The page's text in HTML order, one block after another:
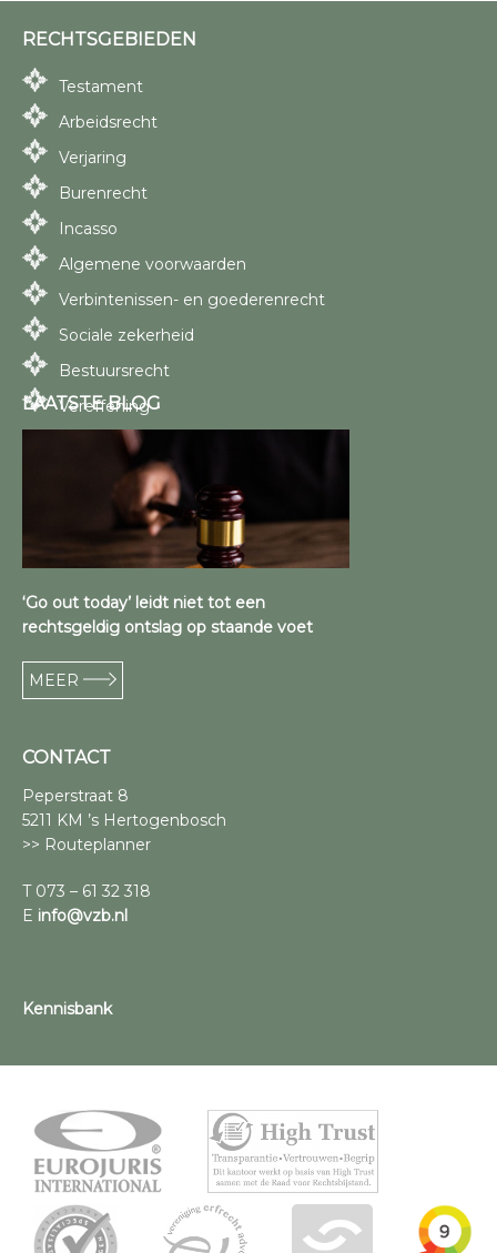
RECHTSGEBIEDEN
Testament
Arbeidsrecht
Verjaring
Burenrecht
Incasso
Algemene voorwaarden
Verbintenissen- en goederenrecht
Sociale zekerheid
Bestuursrecht
Vereffening
LAATSTE BLOG
‘Go out today’ leidt niet tot een
rechtsgeldig ontslag op staande voet
MEER
CONTACT
Peperstraat 8
5211 KM ’s Hertogenbosch
>> Routeplanner
T 073 – 61 32 318
E info@vzb.nl
Kennisbank